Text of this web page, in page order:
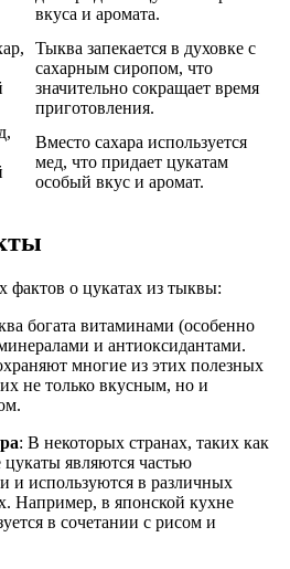
вкуса и аромата.
Тыква запекается в духовке с
сахарным сиропом, что
значительно сокращает время
приготовления.
Вместо сахара используется
мед, что придает цукатам
особый вкус и аромат.
фактов о цукатах из тыквы:
богата витаминами (особенно
и антиоксидантами.
многие из этих полезных
не только вкусным, но и
: В некоторых странах, таких как
являются частью
и используются в различных
Например, в японской кухне
в сочетании с рисом и